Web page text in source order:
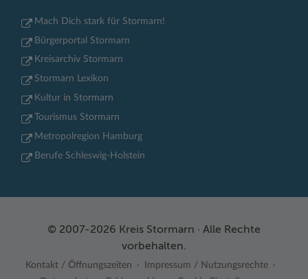
Mach Dich stark für Stormarn!
Bürgerportal Stormarn
Kreisarchiv Stormarn
Stormarn Lexikon
Kultur in Stormarn
Tourismus Stormarn
Metropolregion Hamburg
Berufe Schleswig-Holstein
© 2007-2026 Kreis Stormarn · Alle Rechte
vorbehalten.
Kontakt / Öffnungszeiten
Impressum / Nutzungsrechte